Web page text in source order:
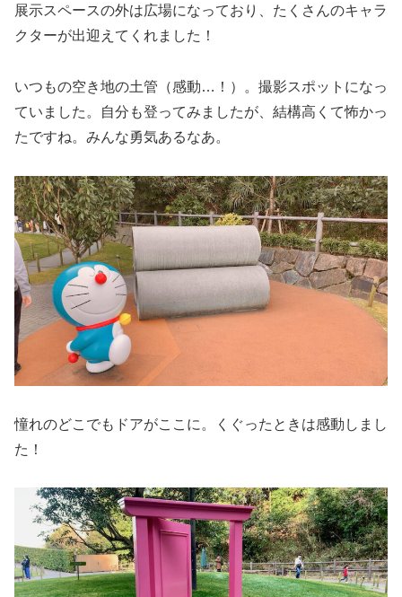
展示スペースの外は広場になっており、たくさんのキャラ
クターが出迎えてくれました！
いつもの空き地の土管（感動…！）。撮影スポットになっ
ていました。自分も登ってみましたが、結構高くて怖かっ
たですね。みんな勇気あるなあ。
憧れのどこでもドアがここに。くぐったときは感動しまし
た！